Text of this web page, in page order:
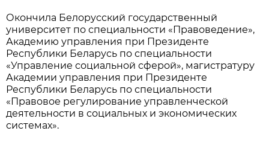
Окончила Белорусский государственный
университет по специальности «Правоведение»,
Академию управления при Президенте
Республики Беларусь по специальности
«Управление социальной сферой», магистратуру
Академии управления при Президенте
Республики Беларусь по специальности
«Правовое регулирование управленческой
деятельности в социальных и экономических
системах».